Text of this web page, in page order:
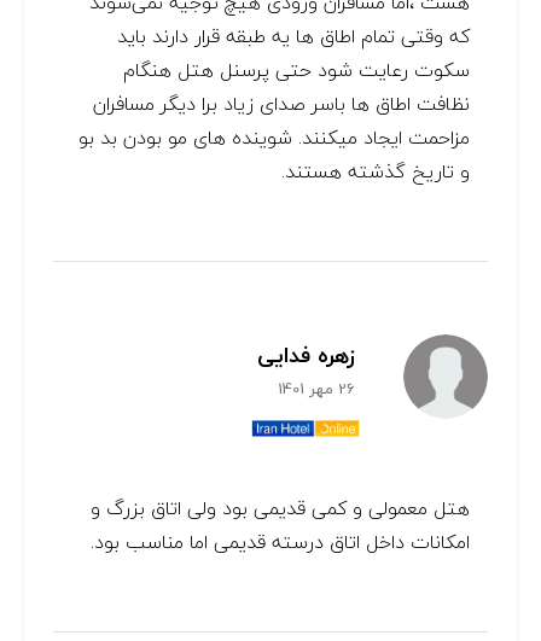
که وقتی تمام اطاق ها یه طبقه قرار دارند باید
سکوت رعایت شود حتی پرسنل هتل هنگام
نظافت اطاق ها باسر صدای زیاد برا دیگر مسافران
مزاحمت ایجاد میکنند. شوینده های مو بودن بد بو
و تاریخ گذشته هستند.
زهره فدایی
26 مهر 1401
هتل معمولی و کمی قدیمی بود ولی اتاق بزرگ و
امکانات داخل اتاق درسته قدیمی اما مناسب بود.